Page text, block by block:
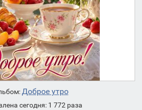
Доброе утро
сегодня: 1 772 раза